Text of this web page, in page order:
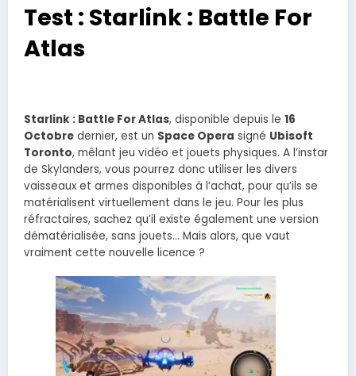
Test : Starlink : Battle For
Atlas
Starlink : Battle For Atlas, disponible depuis le 16
Octobre dernier, est un Space Opera signé Ubisoft
Toronto, mêlant jeu vidéo et jouets physiques. A l’instar
de Skylanders, vous pourrez donc utiliser les divers
vaisseaux et armes disponibles à l’achat, pour qu’ils se
matérialisent virtuellement dans le jeu. Pour les plus
réfractaires, sachez qu’il existe également une version
dématérialisée, sans jouets… Mais alors, que vaut
vraiment cette nouvelle licence ?